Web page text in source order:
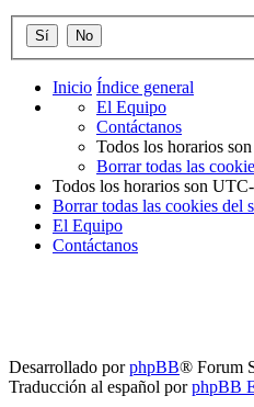
Inicio Índice general
El Equipo
Contáctanos
Todos los horarios son
Borrar todas las
Todos los horarios son
Borrar todas las cookies del
El Equipo
Contáctanos
Desarrollado porphpBB® Forum
Traducción al español porphpBB